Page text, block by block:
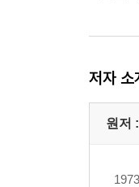
저자 소
원저 :